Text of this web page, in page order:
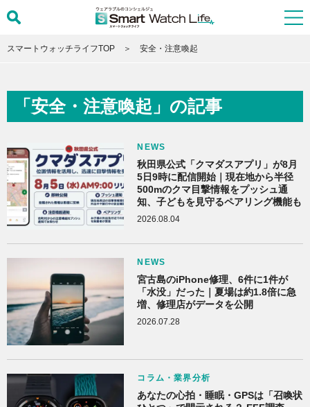
スマートウォッチライフTOP 安全・注意喚起
「安全・注意喚起」の記事
NEWS
秋田県公式「クマダスアプリ」が8月
5日9時に配信開始｜現在地から半径
500mのクマ目撃情報をプッシュ通
知、子どもを見守るペアリング機能も
2026.08.04
NEWS
宮古島のiPhone修理、6件に1件が
「水没」だった｜夏場は約1.8倍に急
増、修理店がデータを公開
2026.07.28
コラム・業界分析
あなたの心拍・睡眠・GPSは「召喚状